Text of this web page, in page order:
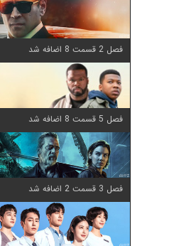
فصل 2 قسمت 8 اضافه شد
فصل 5 قسمت 8 اضافه شد
فصل 3 قسمت 2 اضافه شد